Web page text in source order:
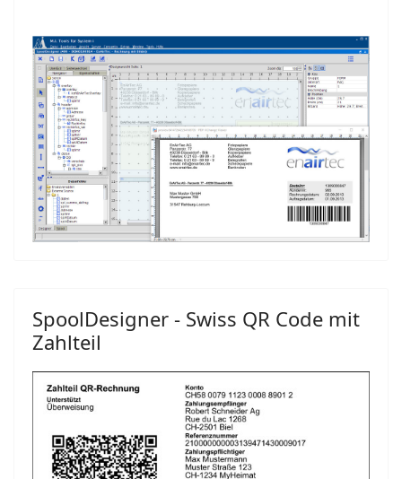
SpoolDesigner - Swiss QR Code mit
Zahlteil